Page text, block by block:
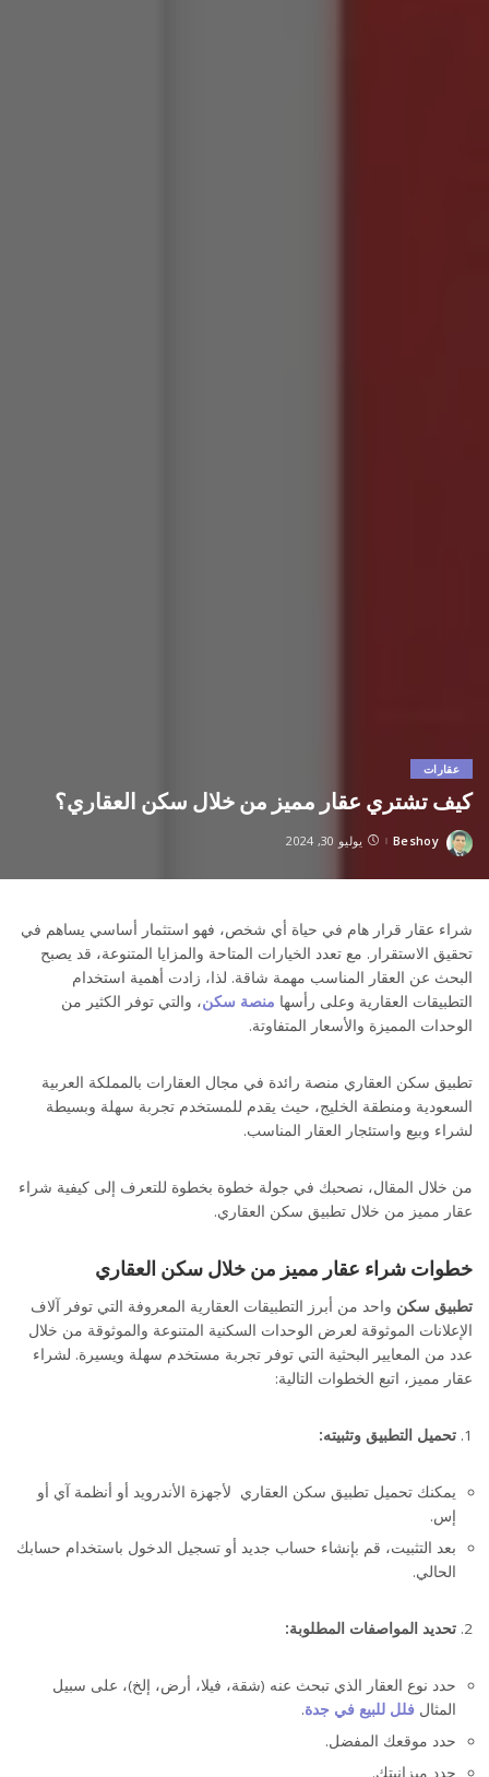
كيف تشتري عقار مميز من خلال سكن العقاري؟
عقارات
كيف تشتري عقار مميز من خلال سكن العقاري؟
Posted
Beshoy يوليو 30, 2024
شراء عقار قرار هام في حياة أي شخص، فهو استثمار أساسي يساهم في
تحقيق الاستقرار. مع تعدد الخيارات المتاحة والمزايا المتنوعة، قد يصبح
البحث عن العقار المناسب مهمة شاقة. لذا، زادت أهمية استخدام
التطبيقات العقارية وعلى رأسها منصة سكن، والتي توفر الكثير من
الوحدات المميزة والأسعار المتفاوتة.
تطبيق سكن العقاري منصة رائدة في مجال العقارات بالمملكة العربية
السعودية ومنطقة الخليج، حيث يقدم للمستخدم تجربة سهلة وبسيطة
لشراء وبيع واستئجار العقار المناسب.
من خلال المقال، نصحبك في جولة خطوة بخطوة للتعرف إلى كيفية شراء
عقار مميز من خلال تطبيق سكن العقاري.
خطوات شراء عقار مميز من خلال سكن العقاري
تطبيق سكن واحد من أبرز التطبيقات العقارية المعروفة التي توفر آلاف
الإعلانات الموثوقة لعرض الوحدات السكنية المتنوعة والموثوقة من خلال
عدد من المعايير البحثية التي توفر تجربة مستخدم سهلة ويسيرة. لشراء
عقار مميز، اتبع الخطوات التالية:
تحميل التطبيق وتثبيته:
يمكنك تحميل تطبيق سكن العقاري لأجهزة الأندرويد أو أنظمة آي أو
إس.
بعد التثبيت، قم بإنشاء حساب جديد أو تسجيل الدخول باستخدام حسابك
الحالي.
تحديد المواصفات المطلوبة:
حدد نوع العقار الذي تبحث عنه (شقة، فيلا، أرض، إلخ)، على سبيل
المثال فلل للبيع في جدة.
حدد موقعك المفضل.
حدد ميزانيتك.